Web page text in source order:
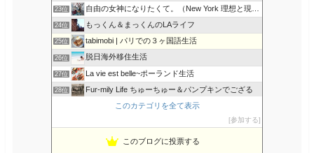
23位 自由の女神になりたくて。（New York 理想と現実ライ…
24位 もっくん＆まっくんのLAライフ
25位 tabimobi | パリでの３ヶ国語生活
26位 脱日海外移住生活
27位 La vie est belle~ポーランド生活
28位 Fur-mily Life ちゅーちゅー＆パンプキンでござる
ChristchurchからMahalo！
ハワイと日本のいいトコ取り日記
このカテゴリを全て表示
参加する
このブログに投票する